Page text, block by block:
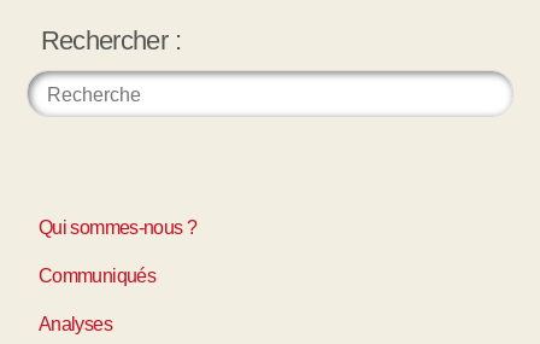
Rechercher :
Qui sommes-nous ?
Communiqués
Analyses